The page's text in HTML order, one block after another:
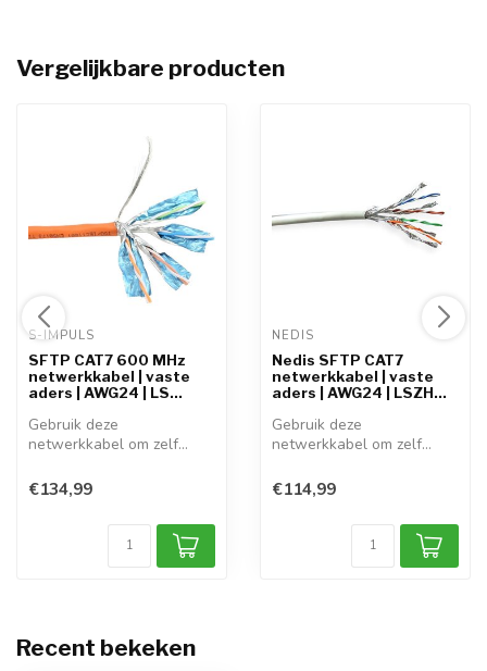
Vergelijkbare producten
S-IMPULS
SFTP CAT7 600 MHz
netwerkkabel | vaste
aders | AWG24 | LS...
Gebruik deze
netwerkkabel om zelf
€134,99
NEDIS
Nedis SFTP CAT7
netwerkkabel | vaste
aders | AWG24 | LSZH...
Gebruik deze
netwerkkabel om zelf
€114,99
Recent bekeken